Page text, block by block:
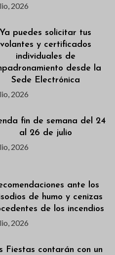
2026
Ya puedes solicitar tus
volantes y certificados
individuales de
desde la
Sede Electrónica
2026
fin de semana del 24
al 26 de julio
2026
ante los
de humo y cenizas
de los incendios
2026
Fiestas contarán con un